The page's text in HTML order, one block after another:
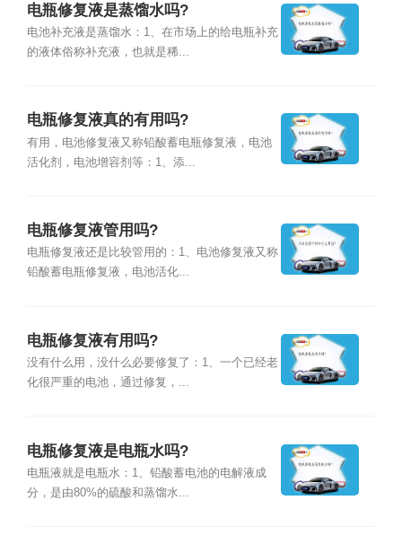
电瓶修复液是蒸馏水吗?
电池补充液是蒸馏水：1、在市场上的给电瓶补充
的液体俗称补充液，也就是稀...
电瓶修复液真的有用吗?
有用，电池修复液又称铅酸蓄电瓶修复液，电池
活化剂，电池增容剂等：1、添...
电瓶修复液管用吗?
电瓶修复液还是比较管用的：1、电池修复液又称
铅酸蓄电瓶修复液，电池活化...
电瓶修复液有用吗?
没有什么用，没什么必要修复了：1、一个已经老
化很严重的电池，通过修复，...
电瓶修复液是电瓶水吗?
电瓶液就是电瓶水：1、铅酸蓄电池的电解液成
分，是由80%的硫酸和蒸馏水...